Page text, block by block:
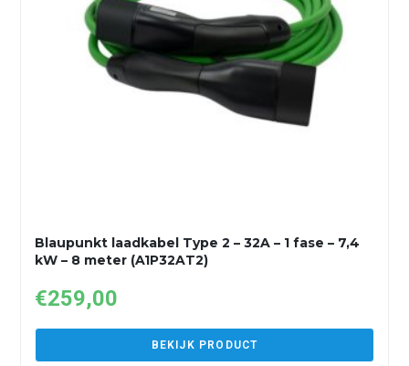
Blaupunkt laadkabel Type 2 – 32A – 1 fase – 7,4
kW – 8 meter (A1P32AT2)
€259,00
BEKIJK PRODUCT